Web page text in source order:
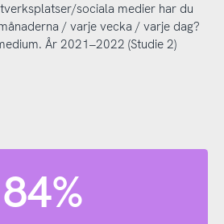
sociala medier har du
/ varje vecka / varje dag?
År 2021–2022 (Studie 2)
84%